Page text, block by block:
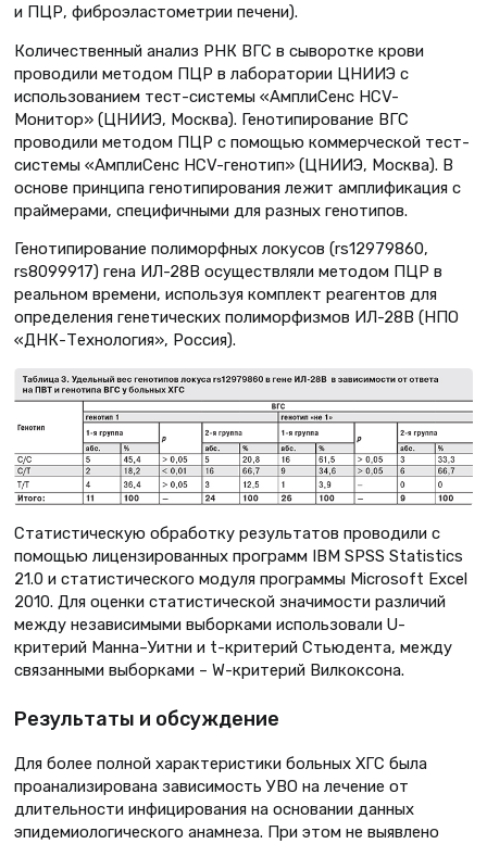
и ПЦР, фиброэластометрии печени).
Количественный анализ РНК ВГС в сыворотке крови
проводили методом ПЦР в лаборатории ЦНИИЭ с
использованием тест-системы «АмплиСенс HCV-
Монитор» (ЦНИИЭ, Москва). Генотипирование ВГС
проводили методом ПЦР с помощью коммерческой тест-
системы «АмплиСенс HCV-генотип» (ЦНИИЭ, Москва). В
основе принципа генотипирования лежит амплификация с
праймерами, специфичными для разных генотипов.
Генотипирование полиморфных локусов (rs12979860,
rs8099917) гена ИЛ-28В осуществляли методом ПЦР в
реальном времени, используя комплект реагентов для
определения генетических полиморфизмов ИЛ-28В (НПО
«ДНК-Технология», Россия).
Статистическую обработку результатов проводили с
помощью лицензированных программ IBM SPSS Statistics
21.0 и статистического модуля программы Microsoft Excel
2010. Для оценки статистической значимости различий
между независимыми выборками использовали U-
критерий Манна–Уитни и t-критерий Стьюдента, между
связанными выборками – W-критерий Вилкоксона.
Результаты и обсуждение
Для более полной характеристики больных ХГС была
проанализирована зависимость УВО на лечение от
длительности инфицирования на основании данных
эпидемиологического анамнеза. При этом не выявлено